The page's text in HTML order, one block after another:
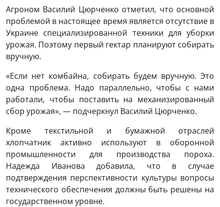
Агроном Василий Цюрченко отметил, что основной
проблемой в настоящее время является отсутствие в
Украине специализированной техники для уборки
урожая. Поэтому первый гектар планируют собирать
вручную.
«Если нет комбайна, собирать будем вручную. Это
одна проблема. Надо параллельно, чтобы с нами
работали, чтобы поставить на механизированный
сбор урожая», — подчеркнул Василий Цюрченко.
Кроме текстильной и бумажной отраслей
хлопчатник активно используют в оборонной
промышленности для производства пороха.
Надежда Иванова добавила, что в случае
подтверждения перспективности культуры вопросы
технического обеспечения должны быть решены на
государственном уровне.